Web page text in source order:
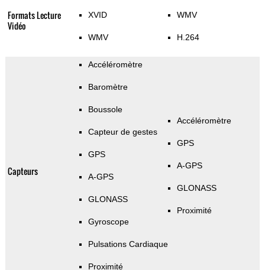
Formats Lecture
Vidéo
XVID
WMV
WMV
H.264
Capteurs
Accéléromètre
Baromètre
Boussole
Capteur de gestes
GPS
A-GPS
GLONASS
Gyroscope
Pulsations Cardiaque
Proximité
Accéléromètre
GPS
A-GPS
GLONASS
Proximité